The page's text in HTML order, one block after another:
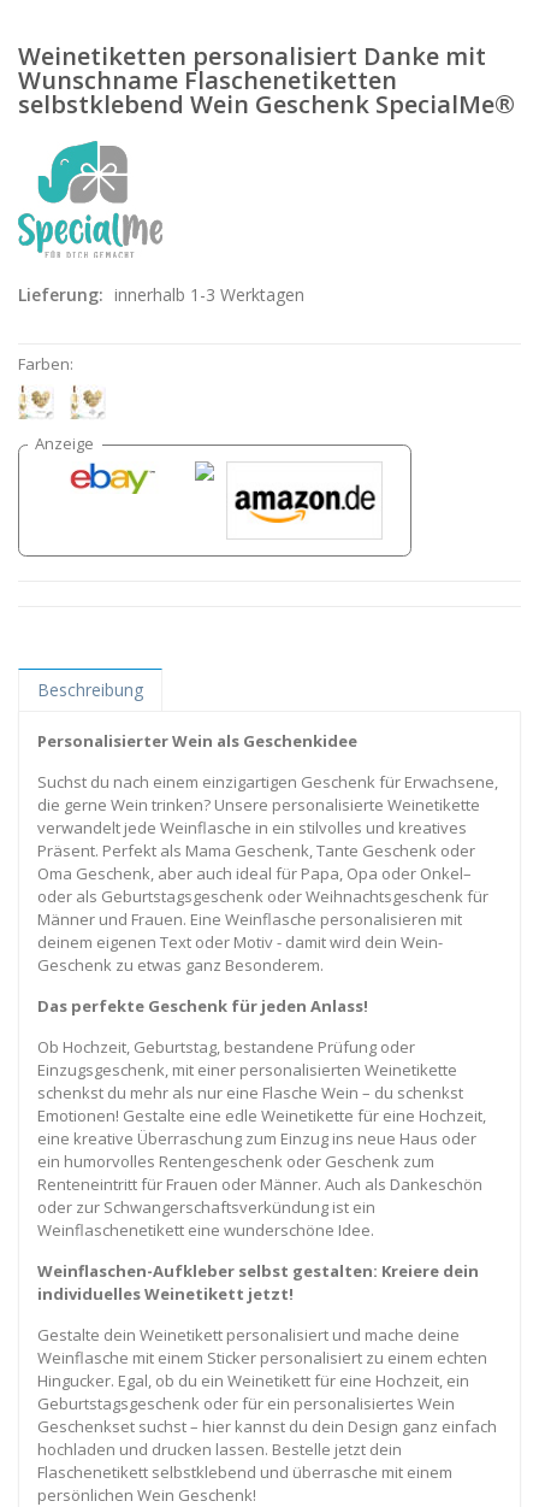
Weinetiketten personalisiert Danke mit
Wunschname Flaschenetiketten
selbstklebend Wein Geschenk SpecialMe®
Lieferung: innerhalb 1-3 Werktagen
Farben:
Beschreibung
Personalisierter Wein als Geschenkidee
Suchst du nach einem einzigartigen Geschenk für Erwachsene,
die gerne Wein trinken? Unsere personalisierte Weinetikette
verwandelt jede Weinflasche in ein stilvolles und kreatives
Präsent. Perfekt als Mama Geschenk, Tante Geschenk oder
Oma Geschenk, aber auch ideal für Papa, Opa oder Onkel–
oder als Geburtstagsgeschenk oder Weihnachtsgeschenk für
Männer und Frauen. Eine Weinflasche personalisieren mit
deinem eigenen Text oder Motiv - damit wird dein Wein-
Geschenk zu etwas ganz Besonderem.
Das perfekte Geschenk für jeden Anlass!
Ob Hochzeit, Geburtstag, bestandene Prüfung oder
Einzugsgeschenk, mit einer personalisierten Weinetikette
schenkst du mehr als nur eine Flasche Wein – du schenkst
Emotionen! Gestalte eine edle Weinetikette für eine Hochzeit,
eine kreative Überraschung zum Einzug ins neue Haus oder
ein humorvolles Rentengeschenk oder Geschenk zum
Renteneintritt für Frauen oder Männer. Auch als Dankeschön
oder zur Schwangerschaftsverkündung ist ein
Weinflaschenetikett eine wunderschöne Idee.
Weinflaschen-Aufkleber selbst gestalten: Kreiere dein
individuelles Weinetikett jetzt!
Gestalte dein Weinetikett personalisiert und mache deine
Weinflasche mit einem Sticker personalisiert zu einem echten
Hingucker. Egal, ob du ein Weinetikett für eine Hochzeit, ein
Geburtstagsgeschenk oder für ein personalisiertes Wein
Geschenkset suchst – hier kannst du dein Design ganz einfach
hochladen und drucken lassen. Bestelle jetzt dein
Flaschenetikett selbstklebend und überrasche mit einem
persönlichen Wein Geschenk!